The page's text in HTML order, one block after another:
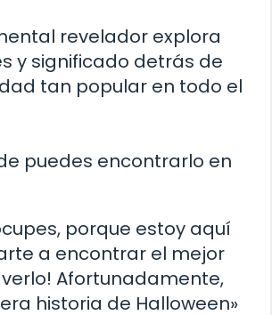
revelador explora
y significado detrás de
tan popular en todo el
puedes encontrarlo en
porque estoy aquí
a encontrar el mejor
Afortunadamente,
historia de Halloween»